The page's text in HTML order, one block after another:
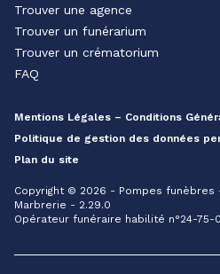
Trouver une agence
Trouver un funérarium
Trouver un crématorium
FAQ
Mentions Légales – Conditions
Politique de gestion des données
Plan du site
Copyright © 2026 - Pompes funèbres
Marbrerie - 2.29.0
Opérateur funéraire habilité n°24-75-